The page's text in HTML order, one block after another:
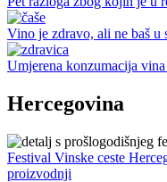
Vino je zdravo, ali ne baš u
Umjerena konzumacija
Hercegovina
Festival Vinske ceste
proizvodnji